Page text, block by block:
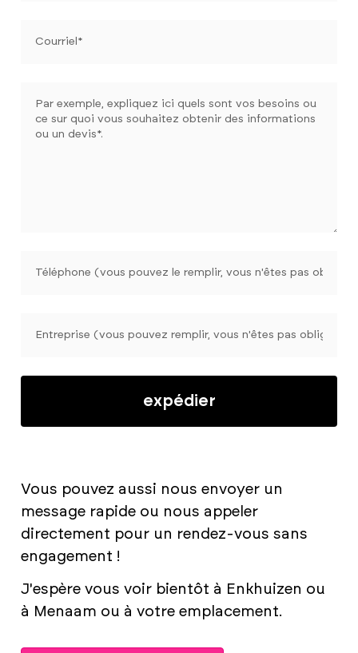
expédier
Vous pouvez aussi nous envoyer un
message rapide ou nous appeler
directement pour un rendez-vous sans
engagement !
J'espère vous voir bientôt à Enkhuizen ou
à Menaam ou à votre emplacement.